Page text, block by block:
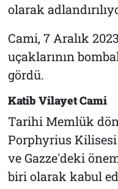
olarak
Cami, 7 Aralık
uçaklarının
gördü.
Katib Vilayet Cami
Tarihi Memlük
Porphyrius Kilisesi
ve Gazze'deki
biri olarak kabul